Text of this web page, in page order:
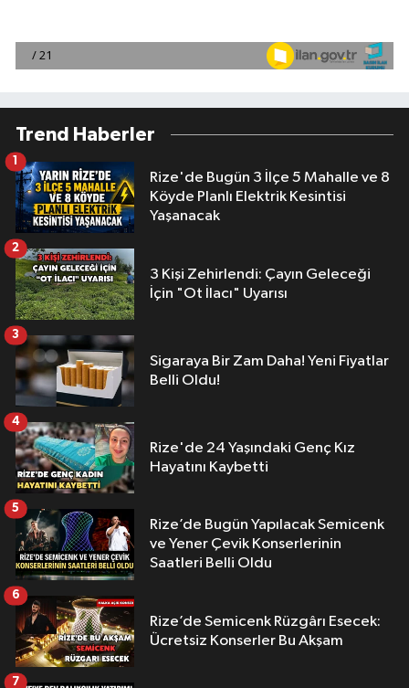
Trend Haberler
Rize'de Bugün 3 İlçe 5 Mahalle ve 8
Köyde Planlı Elektrik Kesintisi
Yaşanacak
1
3 Kişi Zehirlendi: Çayın Geleceği
İçin "Ot İlacı" Uyarısı
2
Sigaraya Bir Zam Daha! Yeni Fiyatlar
Belli Oldu!
3
Rize'de 24 Yaşındaki Genç Kız
Hayatını Kaybetti
4
Rize’de Bugün Yapılacak Semicenk
ve Yener Çevik Konserlerinin
Saatleri Belli Oldu
5
Rize’de Semicenk Rüzgârı Esecek:
Ücretsiz Konserler Bu Akşam
6
7